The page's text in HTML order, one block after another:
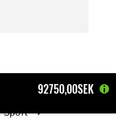
92750,00SEK
Sport